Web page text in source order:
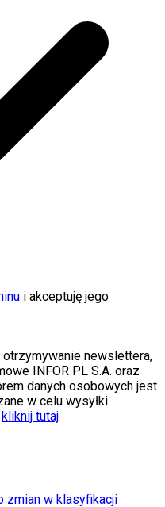
i akceptuję jego
newslettera,
INFOR PL S.A. oraz
danych osobowych jest
w celu wysyłki
kliknij tutaj
zmian w klasyfikacji